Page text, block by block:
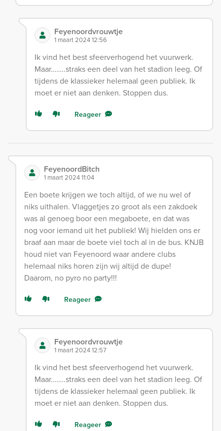
Feyenoordvrouwtje
1 maart 2024 12:56
Ik vind het best sfeerverhogend het vuurwerk.
Maar……..straks een deel van het stadion leeg. Of
tijdens de klassieker helemaal geen publiek. Ik
moet er niet aan denken. Stoppen dus.
Reageer
FeyenoordBitch
1 maart 2024 11:04
Een boete krijgen we toch altijd, of we nu wel of
niks uithalen. Vlaggetjes zo groot als een zakdoek
was al genoeg boor een megaboete, en dat was
nog voor iemand uit het publiek! Wij hielden ons er
braaf aan maar de boete viel toch al in de bus. KNJB
houd niet van Feyenoord waar andere clubs
helemaal niks horen zijn wij altijd de dupe!
Daarom, no pyro no party!!!
Reageer
Feyenoordvrouwtje
1 maart 2024 12:57
Ik vind het best sfeerverhogend het vuurwerk.
Maar……..straks een deel van het stadion leeg. Of
tijdens de klassieker helemaal geen publiek. Ik
moet er niet aan denken. Stoppen dus.
Reageer